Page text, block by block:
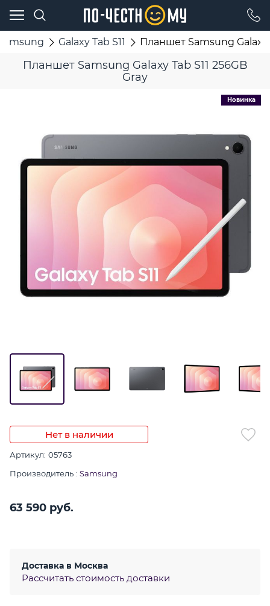
Galaxy Tab S11 Планшет Samsung Galaxy
Планшет Samsung Galaxy Tab S11 256GB
Gray
Новинка
Нет в наличии
Артикул: 05763
Производитель : Samsung
63 590 руб.
Доставка в Москва
Рассчитать стоимость доставки